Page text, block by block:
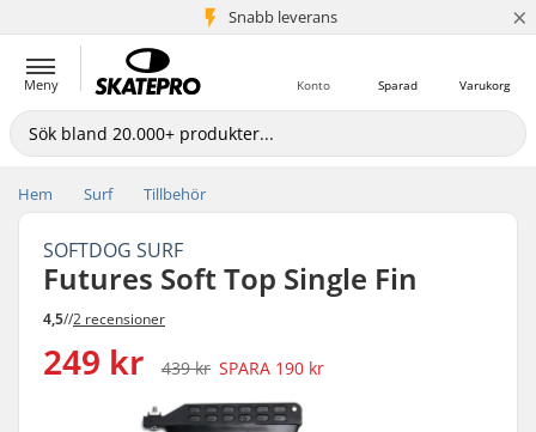
Snabb leverans
5+ milj. kunder ×
Meny Varukorg
Sparad
Konto
Hem Surf Tillbehör
SOFTDOG SURF
Futures Soft Top Single Fin
4,5//2 recensioner
249 kr 439 kr SPARA 190 kr